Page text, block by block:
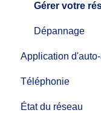
Gérer votre
Dépannage
Application
Téléphonie
Guide
État du réseau